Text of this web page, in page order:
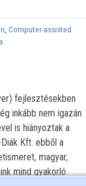
,Computer-assisted
fejlesztésekben
inkább nem igazán
is hiányoztak a
Kft. ebből a
magyar,
mind gyakorló